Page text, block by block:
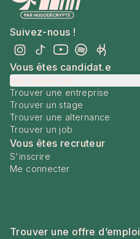
Suivez-nous !
Vous êtes candidat.e
Trouver une entreprise
Trouver un stage
Trouver une alternance
Trouver un job
Vous êtes recruteur
S'inscrire
Me connecter
Trouver une offre d’emploi